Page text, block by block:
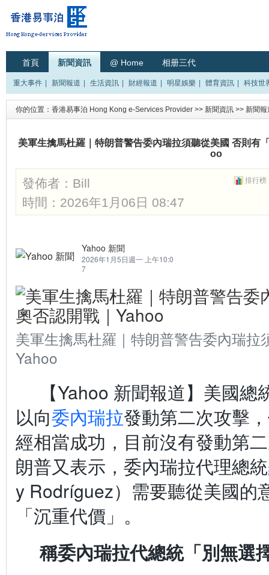
首頁 新聞資訊 @ Home 相册三代
重大事件 新聞報道 生活資訊 財經報道 明星娛樂 體育資訊 科技世
你的位置： 香港易事泊 Hong Kong e-Services Provider >> 新聞資訊 >> 新聞報
美軍生擒馬杜羅｜特朗普警告委內瑞拉須聽從美國 否則有
oo
排行榜
發佈者： Bill
時間：2026年1月06日 08:47
Yahoo 新聞
2026年1月5日週一 上午10:0
7
美軍生擒馬杜羅｜特朗普警告委內瑞
Yahoo
【Yahoo 新聞報道】美國總
以向委內瑞拉發動第二次攻擊
經相當成功，目前沒有發動第
朗普又表示，委內瑞拉代理總統
y Rodríguez）需要聽從美國的
「沉重代價」。
稱委內瑞拉代總統「別無選